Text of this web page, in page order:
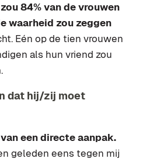
zou 84% van de vrouwen
waarheid zou zeggen
Eén op de tien vrouwen
als hun vriend zou
dat hij/zij moet
een directe aanpak.
geleden eens tegen mij